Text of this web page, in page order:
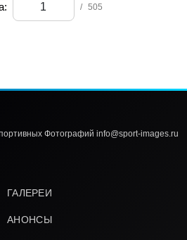
/ 505
Фотографий info@sport-images.ru
ГАЛЕРЕИ
АНОНСЫ